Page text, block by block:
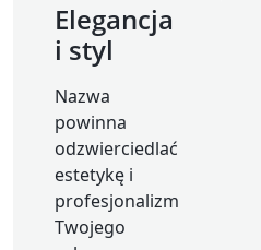
Elegancja
i styl
Nazwa
powinna
odzwierciedlać
estetykę i
profesjonalizm
Twojego